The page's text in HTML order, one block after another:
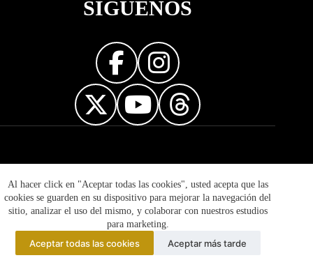
Al hacer click en "Aceptar todas las cookies", usted acepta que las
cookies se guarden en su dispositivo para mejorar la navegación del
sitio, analizar el uso del mismo, y colaborar con nuestros estudios
para marketing.
Aceptar todas las cookies Aceptar más tarde
SÍGUENOS
© 2026 Mujer Informa - Prohibida la reproducción total o